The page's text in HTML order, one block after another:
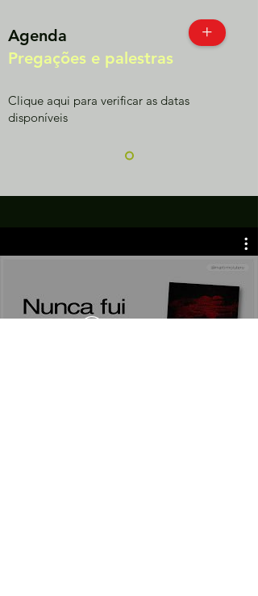
Agenda
Pregações e palestras
Clique aqui para verificar as datas
disponíveis
+